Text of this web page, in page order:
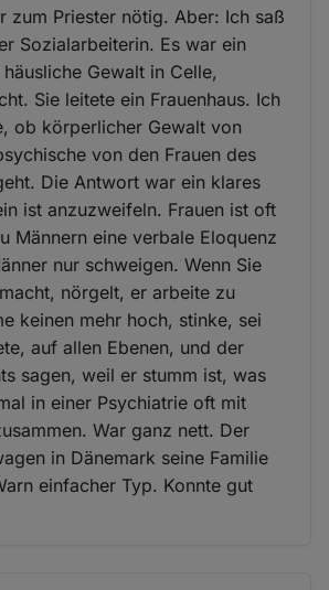
zum Priester nötig. Aber: Ich saß
Sozialarbeiterin. Es war ein
Gewalt in Celle,
Sie leitete ein Frauenhaus. Ich
ob körperlicher Gewalt von
von den Frauen des
Die Antwort war ein klares
ist anzuzweifeln. Frauen ist oft
Männern eine verbale Eloquenz
nur schweigen. Wenn Sie
nörgelt, er arbeite zu
keinen mehr hoch, stinke, sei
auf allen Ebenen, und der
sagen, weil er stumm ist, was
in einer Psychiatrie oft mit
War ganz nett. Der
in Dänemark seine Familie
einfacher Typ. Konnte gut